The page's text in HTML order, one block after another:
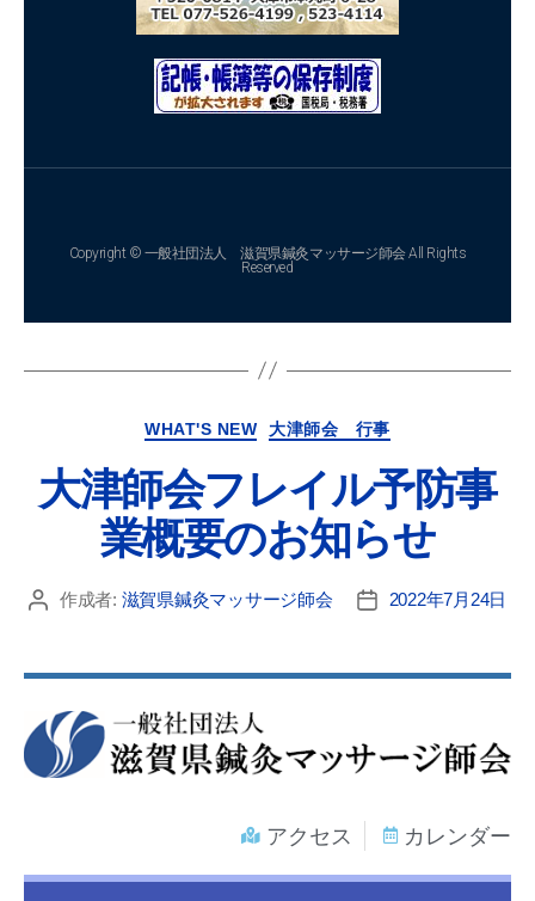
Copyright © 一般社団法人 滋賀県鍼灸マッサージ師会 All Rights
Reserved
WHAT'S NEW 大津師会 行事
大津師会フレイル予防事
業概要のお知らせ
作成者: 滋賀県鍼灸マッサージ師会 2022年7月24日
アクセス カレンダー